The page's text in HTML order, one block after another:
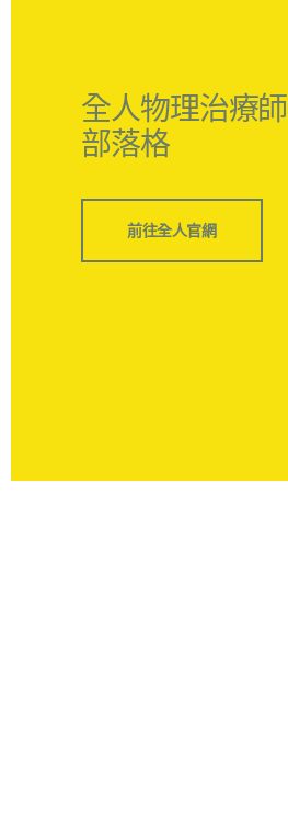
全人物理治療師
部落格
前往全人官網